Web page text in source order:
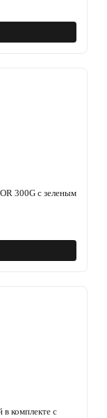
300G с зеленым
комплекте с